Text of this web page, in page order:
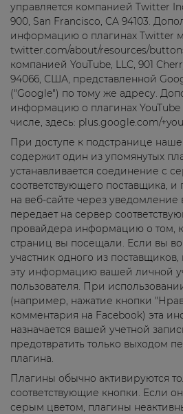
управляется компанией Twitter
900, San Francisco, CA 94103.
информацию о плагинах Twitter
twitter.com/about/resources/
компанией YouTube, LLC, 901
94066, США, представленной
("Google") по тому же адресу.
информацию о плагинах
числе, здесь: plus.google.com/
При доступе к подстранице
содержит один из упомянутых
устанавливается соединение с
соответствующего поставщика, и
на веб-сайте через
передает на сервер
провайдера информацию о том,
страниц вы посещали. Если вы
участник одного из поставщиков,
эту информацию вашей личной
пользователя. При
(например, нажатие кнопки
комментария на Facebook) эта
назначается вашей учетной
предотвратить только выходом
плагина.
Плагины обычно активируются
соответствующие кнопки. Если
серым цветом, плагины